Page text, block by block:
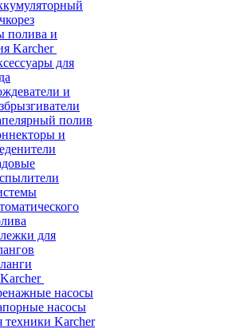
полива и
Karcher
для
и
полив
и
для
насосы
насосы
Karcher